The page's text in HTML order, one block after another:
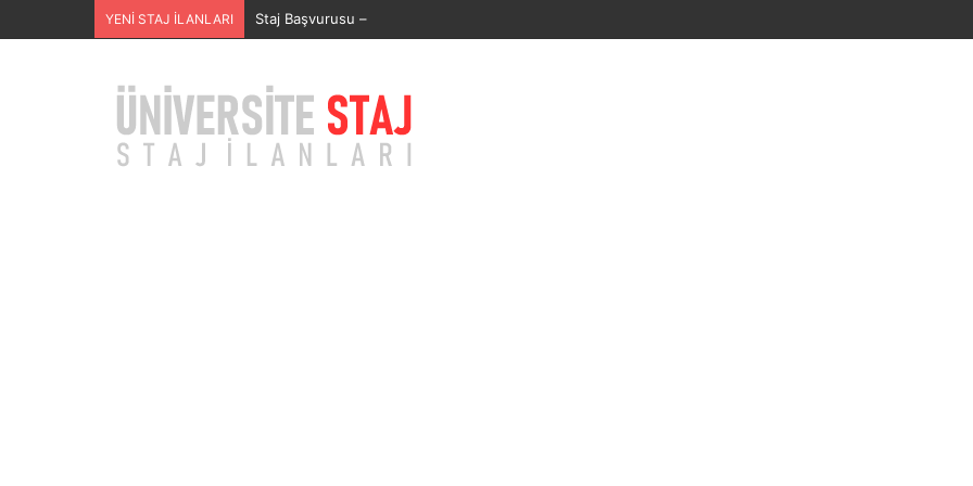
YENİ STAJ İLANLARI Staj Başvurusu –